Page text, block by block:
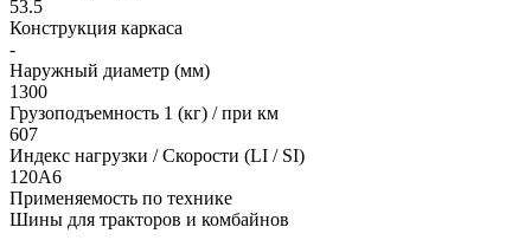
53.5
Конструкция каркаса
-
Наружный диаметр (мм)
1300
Грузоподъемность 1 (кг) / при км
607
Индекс нагрузки / Скорости (LI / SI)
120A6
Применяемость по технике
Шины для тракторов и комбайнов